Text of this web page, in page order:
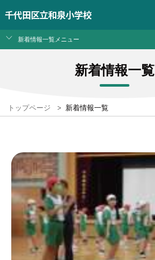
千代田区立和泉小学校
新着情報一覧メニュー
新着情報一覧
トップページ > 新着情報一覧